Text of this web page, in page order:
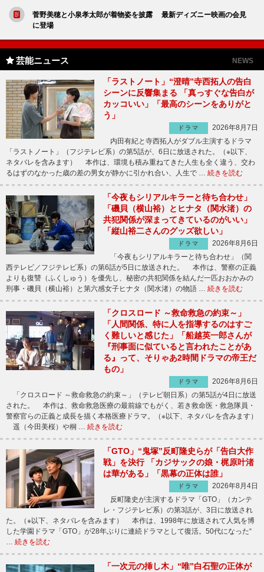
菅野美穂と小泉孝太郎が着物姿を披露 最新ディズニー映画の会見
に登場
芸能ニュース NEWS
「ラストノート」“澄晴”寺西拓人の告白
シーンに反響集まる 「真っすぐな告白が
カッコいい」「最高のシーンをありがと
う」
ドラマ
2026年8月7日
内田有紀と寺西拓人がダブル主演するドラマ
「ラストノート」（フジテレビ系）の第5話が、6日に放送された。（※以下、
ネタバレを含みます） 本作は、環境も積み重ねてきた人生も全く違う、交わ
るはずのなかった歳の差の男女が静かに引かれ合い、人生で … 続きを読む
「今夜もシリアルキラーと待ち合わせ」
「磯貝（横山裕）とヒナタ（関水渚）の
共犯関係が深まってきているのがいい」
「縦山裕二さんのグッズ欲しい」
ドラマ
2026年8月6日
「今夜もシリアルキラーと待ち合わせ」（関
西テレビ／フジテレビ系）の第6話が5日に放送された。 本作は、警察の正義
よりも復讐（ふくしゅう）を優先し、秘密の共犯関係を結んだ一匹おおかみの
刑事・磯貝（横山裕）と第六感女子ヒナタ（関水渚）の物語 … 続きを読む
「クロスロード ～救命救急の約束～」
「人間関係、特に人を指導するのはすご
く難しいと感じた」「船越英一郎さんが
『刑事面に似ていると言われたことがあ
る』って、そりゃあ2時間ドラマの帝王だ
もの」
ドラマ
2026年8月6日
「クロスロード ～救命救急の約束～」（テレビ朝日系）の第5話が4日に放送
された。 本作は、救命救急医療の最前線でもがく、若き救命医・救急隊員・
警察官らの正義と成長を描く本格医療ドラマ。（※以下、ネタバレを含みます）
遥（今田美桜）や桐 … 続きを読む
「GTO」“鬼塚”反町隆史らが「告白大作
戦」を決行 「カジサックの娘・梶原叶渚
は華がある」「黒幕の正体は誰」
ドラマ
2026年8月4日
反町隆史が主演するドラマ「GTO」（カンテ
レ・フジテレビ系）の第3話が、3日に放送され
た。（※以下、ネタバレを含みます） 本作は、1998年に放送されて人気を博
した学園ドラマ「GTO」が28年ぶりに連続ドラマとして復活。50代になった“
… 続きを読む
「一次元の挿し木」“唯”白石聖の正体が